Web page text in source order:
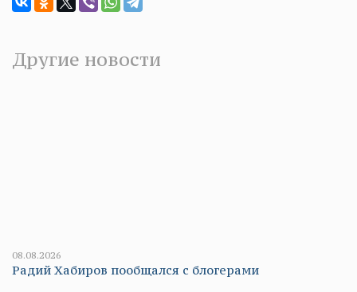
Другие новости
08.08.2026
Радий Хабиров пообщался с блогерами